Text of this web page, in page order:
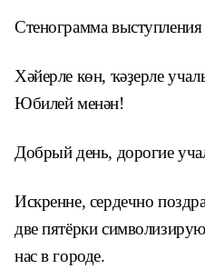
Стенограмма
Хәйерле көн, ҡәҙерле
Юбилей менән!
Добрый день, дорогие
Искренне, сердечно
две пятёрки
нас в городе.